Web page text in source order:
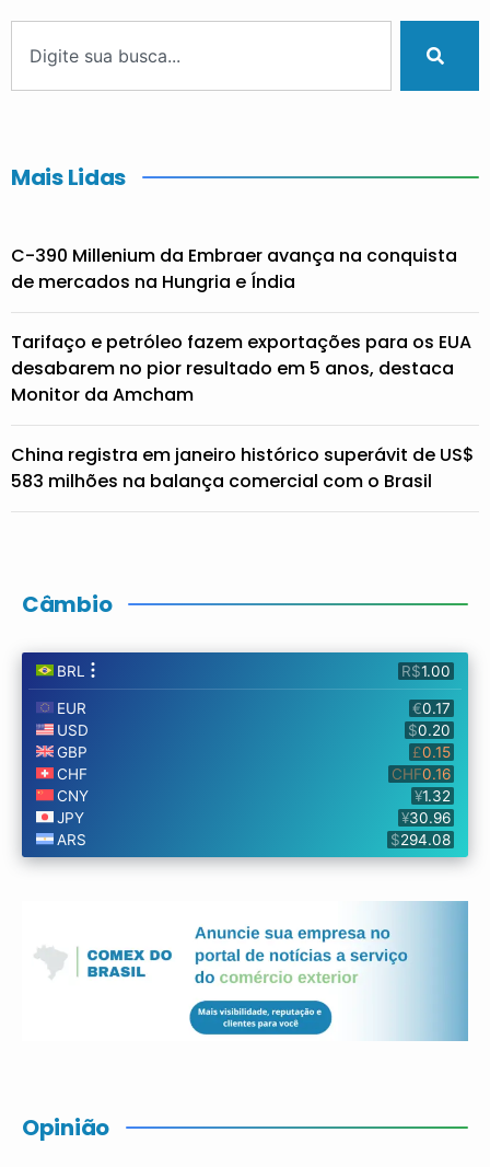
Mais Lidas
C-390 Millenium da Embraer avança na conquista
de mercados na Hungria e Índia
Tarifaço e petróleo fazem exportações para os EUA
desabarem no pior resultado em 5 anos, destaca
Monitor da Amcham
China registra em janeiro histórico superávit de US$
583 milhões na balança comercial com o Brasil
Câmbio
Opinião